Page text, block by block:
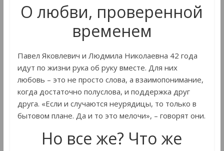
О любви, проверенной
временем
Павел Яковлевич и Людмила Николаевна 42 года
идут по жизни рука об руку вместе. Для них
любовь – это не просто слова, а взаимопонимание,
когда достаточно полуслова, и поддержка друг
друга. «Если и случаются неурядицы, то только в
бытовом плане. Да и то это мелочи», – говорят они.
Но все же? Что же